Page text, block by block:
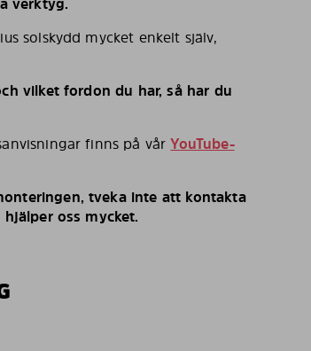
solskydd mycket enkelt själv,
vilket fordon du har, så har du
finns på vårYouTube-
tveka inte att kontakta
oss mycket.